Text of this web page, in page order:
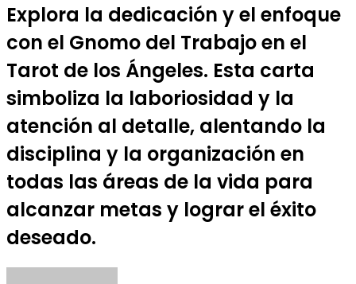
Explora la dedicación y el enfoque
con el Gnomo del Trabajo en el
Tarot de los Ángeles. Esta carta
simboliza la laboriosidad y la
atención al detalle, alentando la
disciplina y la organización en
todas las áreas de la vida para
alcanzar metas y lograr el éxito
deseado.